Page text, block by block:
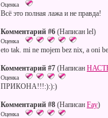
Оценка
Всё это полная лажа и не правда!
Комментарий #6 (Написан lel)
Оценка
eto tak. mi ne mojem bez nix, a oni
Комментарий #7 (Написан
Оценка
ПРИКОНА!!!:):):)
Комментарий #8 (Написан Fay)
Оценка